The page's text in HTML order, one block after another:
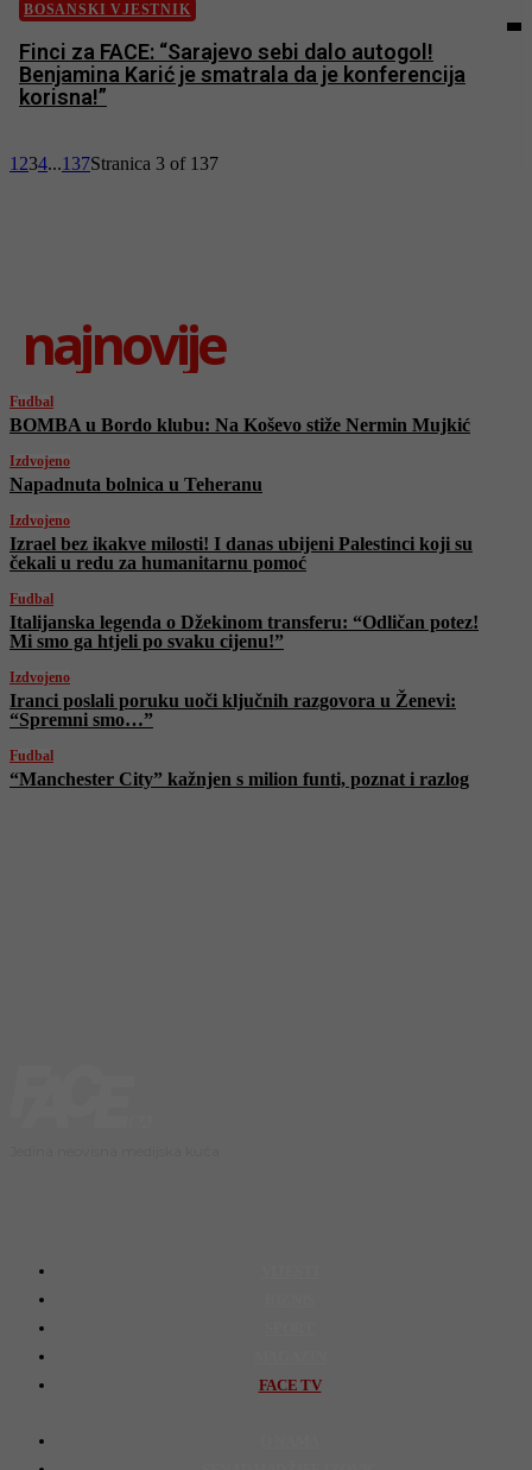
BOSANSKI VJESTNIK
Finci za FACE: “Sarajevo sebi dalo autogol!
Benjamina Karić je smatrala da je konferencija
korisna!”
1 234...137Stranica 3 of 137
najnovije
Fudbal
BOMBA u Bordo klubu: Na Koševo stiže Nermin Mujkić
Izdvojeno
Napadnuta bolnica u Teheranu
Izdvojeno
Izrael bez ikakve milosti! I danas ubijeni Palestinci koji su
čekali u redu za humanitarnu pomoć
Fudbal
Italijanska legenda o Džekinom transferu: “Odličan potez!
Mi smo ga htjeli po svaku cijenu!”
Izdvojeno
Iranci poslali poruku uoči ključnih razgovora u Ženevi:
“Spremni smo…”
Fudbal
“Manchester City” kažnjen s milion funti, poznat i razlog
FACE TV